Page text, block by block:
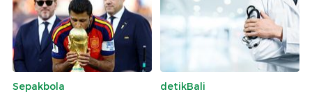
Sepakbola
detikBali